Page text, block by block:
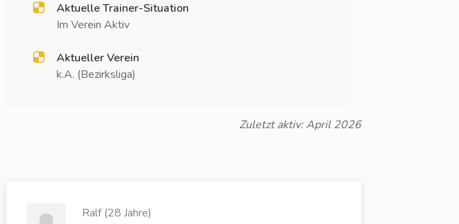
Aktuelle Trainer-Situation
Im Verein Aktiv
Aktueller Verein
k.A. (Bezirksliga)
Zuletzt aktiv: April 2026
Ralf (28 Jahre)